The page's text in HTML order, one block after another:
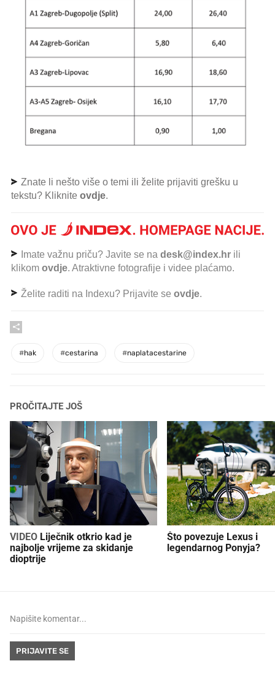
Znate li nešto više o temi ili želite prijaviti grešku u
tekstu? Kliknite ovdje.
Imate važnu priču? Javite se na desk@index.hr ili
klikom ovdje. Atraktivne fotografije i videe plaćamo.
Želite raditi na Indexu? Prijavite se ovdje.
#hak #cestarina #naplatacestarine
PROČITAJTE JOŠ
VIDEO
najbolje vrijeme za skidanje
dioptrije
Što povezuje Lexus i
legendarnog Ponyja?
PRIJAVITE SE